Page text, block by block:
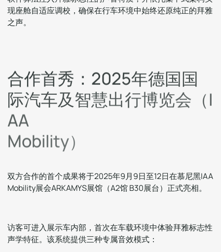
现座舱自适应调校，确保在行车环境中始终还原纯正的拜雅
之声。
合作首秀 ： 2025年德国国
际汽车及智慧出行博览会 （I
AA
Mobility）
双方合作的首个成果将于2025年9月9日至12日在慕尼黑IAA
Mobility展会ARKAMYS展馆（A2馆 B30展台）正式亮相。
访客可进入展示车内部，首次在车载环境中体验拜雅标志性
声学特征。该系统提供三种专属音效模式：